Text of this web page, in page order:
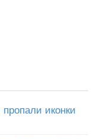
иконки